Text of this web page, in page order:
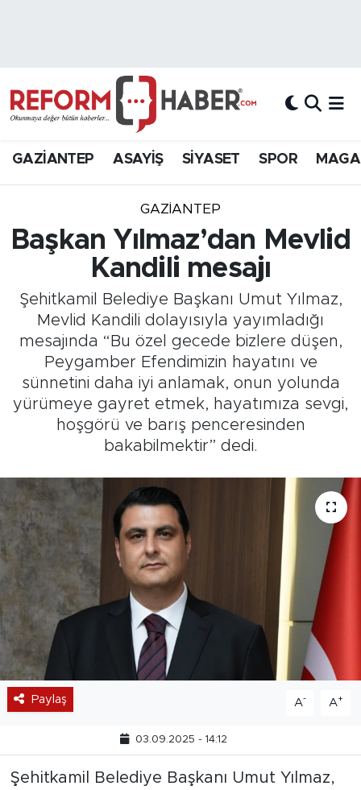
GAZİANTEP ASAYİŞ SİYASET SPOR
GAZIANTEP
Başkan Yılmaz’dan Mevlid
Kandili mesajı
Şehitkamil Belediye Başkanı Umut Yılmaz,
Mevlid Kandili dolayısıyla yayımladığı
mesajında “Bu özel gecede bizlere düşen,
Peygamber Efendimizin hayatını ve
sünnetini daha iyi anlamak, onun yolunda
yürümeye gayret etmek, hayatımıza sevgi,
hoşgörü ve barış penceresinden
bakabilmektir” dedi.
Paylaş A- A+
03.09.2025 - 14:12
Şehitkamil Belediye Başkanı Umut Yılmaz,
Hava Durumu
Süper Lig Puan Durumu ve Fikstür
Son Dakika Haberleri
Haber Arşivi